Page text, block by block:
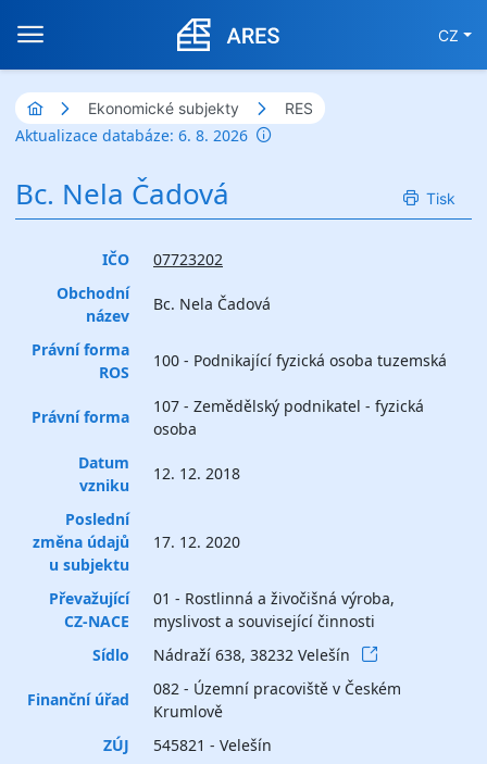
CZ
Ekonomické subjekty RES
Aktualizace databáze: 6. 8. 2026
Bc. Nela Čadová Tisk
IČO
07723202
Obchodní
název
Bc. Nela Čadová
Právní forma
ROS
100 - Podnikající fyzická osoba tuzemská
Právní forma
107 - Zemědělský podnikatel - fyzická
osoba
Datum
vzniku
12. 12. 2018
Poslední
změna údajů
u subjektu
17. 12. 2020
Převažující
CZ-NACE
01 - Rostlinná a živočišná výroba,
myslivost a související činnosti
Sídlo
Nádraží 638, 38232 Velešín
Finanční úřad
082 - Územní pracoviště v Českém
Krumlově
ZÚJ
545821 - Velešín